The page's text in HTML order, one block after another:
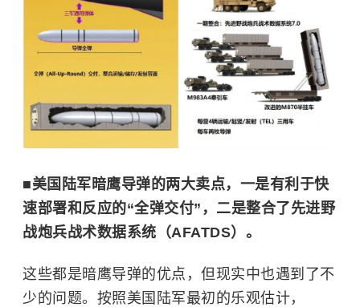
■美国陆军暗鹰导弹的两大卖点，一是有利于快
速部署和反应的“全弹交付”，二是整合了先进野
战炮兵战术数据系统（AFATDS）。
这些都是暗鹰导弹的优点，但现实中也遇到了不
少的问题。按照美国陆军最初的乐观估计，